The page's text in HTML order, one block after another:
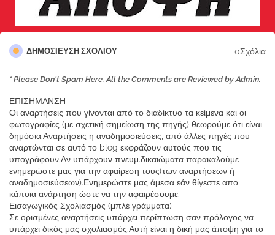
ΔΗΜΟΣΊΕΥΣΗ ΣΧΟΛΊΟΥ 0Σχόλια
* Please Don't Spam Here. All the Comments are Reviewed by Admin.
ΕΠΙΣΗΜΑΝΣΗ
Οι αναρτήσεις που γίνονται από το διαδίκτυο τα κείμενα και οι
φωτογραφίες (με σχετική σημείωση της πηγής) θεωρούμε ότι είναι
δημόσια.Αναρτήσεις η αναδημοσιεύσεις, από άλλες πηγές που
αναρτώνται σε αυτό το blog εκφράζουν αυτούς που τις
υπογράφουν.Αν υπάρχουν πνευμ.δικαιώματα παρακαλούμε
ενημερώστε μας για την αφαίρεση τους(των αναρτήσεων ή
αναδημοσιεύσεων).Ενημερώστε μας άμεσα εάν θίγεστε απο
κάποια ανάρτηση ώστε να την αφαιρέσουμε.
Εισαγωγικός Σχολιασμός (μπλέ γράμματα)
Σε ορισμένες αναρτήσεις υπάρχει περίπτωση σαν πρόλογος να
υπάρχει δικός μας σχολιασμός.Αυτή είναι η δική μας άποψη για το